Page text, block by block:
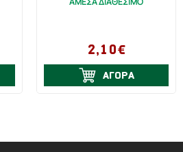
2,10€
ΑΓΟΡΑ